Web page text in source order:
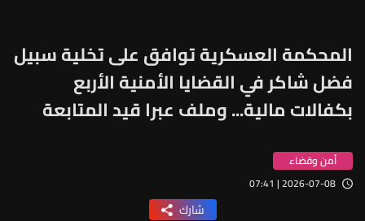
المحكمة العسكرية توافق على تخلية سبيل
فضل شاكر في القضايا الأمنية الأربع
بكفالات مالية... وملف عبرا قيد المتابعة
أمن وقضاء
2026-07-08 | 07:41
شارك